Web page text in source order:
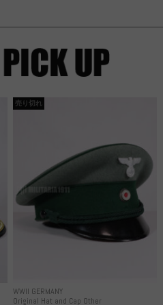
WWII GERMANY
Original Hat and Cap Other
売り切れ